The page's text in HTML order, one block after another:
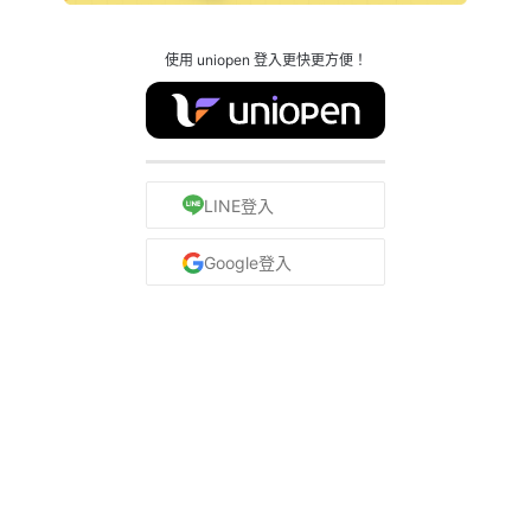
使用 uniopen 登入更快更方便！
LINE登入
Google登入